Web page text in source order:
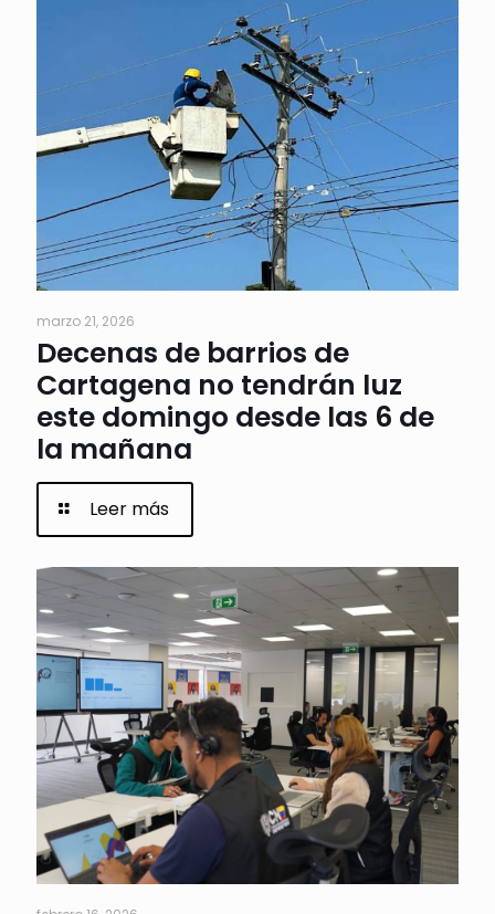
marzo 21, 2026
Decenas de barrios de
Cartagena no tendrán luz
este domingo desde las 6 de
la mañana
Leer más